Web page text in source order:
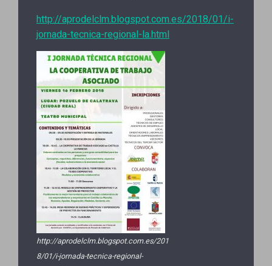
http://aprodelclm.blogspot.com.es/2018/01/i-
jornada-tecnica-regional-la.html
http://aprodelclm.blogspot.com.es/201
8/01/i-jornada-tecnica-regional-